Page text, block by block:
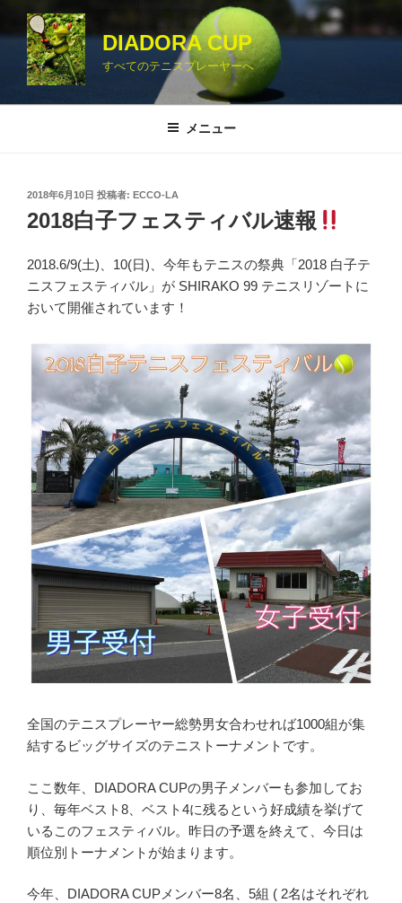
DIADORA CUP
すべてのテニスプレーヤーへ
メニュー
投
稿
日:
2018年6月10日 投稿者: ECCO-LA
2018白子フェスティバル速報
2018.6/9(土)、10(日)、今年もテニスの祭典 「2018 白子テ
ニスフェスティバル」 が SHIRAKO 99 テニスリゾートに
おいて開催されています！
全国のテニスプレーヤー総勢男女合わせれば1000組が集
結するビッグサイズのテニストーナメントです。
ここ数年、DIADORA CUPの男子メンバーも参加してお
り、毎年ベスト8、ベスト4に残るという好成績を挙げて
いるこのフェスティバル。昨日の予選を終えて、今日は
順位別トーナメントが始まります。
今年、DIADORA CUPメンバー8名、5組 ( 2名はそれぞれ